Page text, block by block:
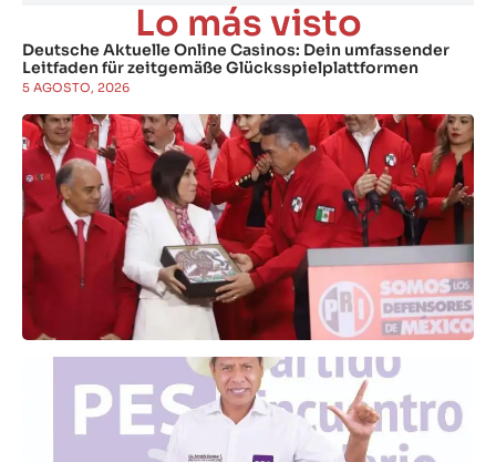
Lo más visto
Deutsche Aktuelle Online Casinos: Dein umfassender
Leitfaden für zeitgemäße Glücksspielplattformen
5 AGOSTO, 2026